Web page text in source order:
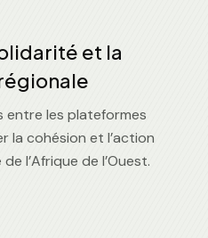
et la
entre les plateformes
la cohésion et l’action
l’Afrique de l’Ouest.